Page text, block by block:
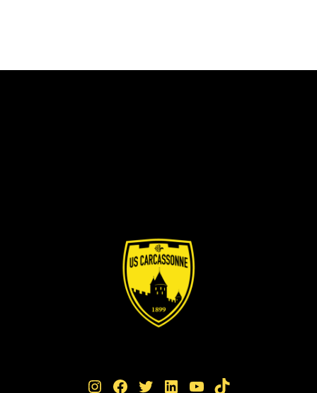
Instagram Facebook Twitter LinkedIn YouTube TikTok